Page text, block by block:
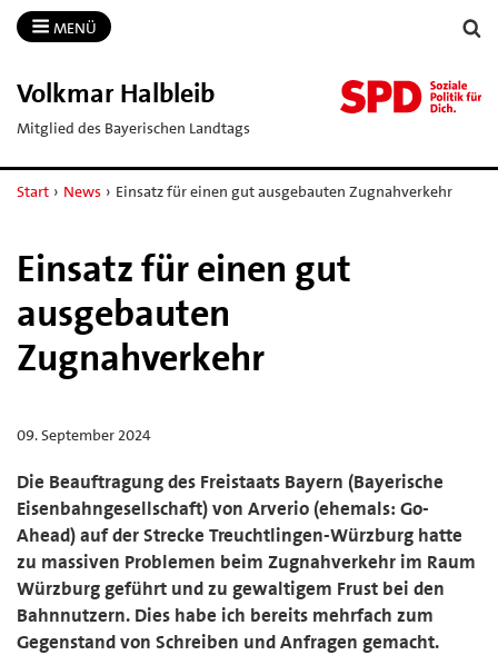
MENÜ
Volkmar Halbleib
Mitglied des Bayerischen Landtags
Start › News › Einsatz für einen gut ausgebauten Zugnahverkehr
Einsatz für einen gut
ausgebauten
Zugnahverkehr
09. September 2024
Die Beauftragung des Freistaats Bayern (Bayerische
Eisenbahngesellschaft) von Arverio (ehemals: Go-
Ahead) auf der Strecke Treuchtlingen-Würzburg hatte
zu massiven Problemen beim Zugnahverkehr im Raum
Würzburg geführt und zu gewaltigem Frust bei den
Bahnnutzern. Dies habe ich bereits mehrfach zum
Gegenstand von Schreiben und Anfragen gemacht.